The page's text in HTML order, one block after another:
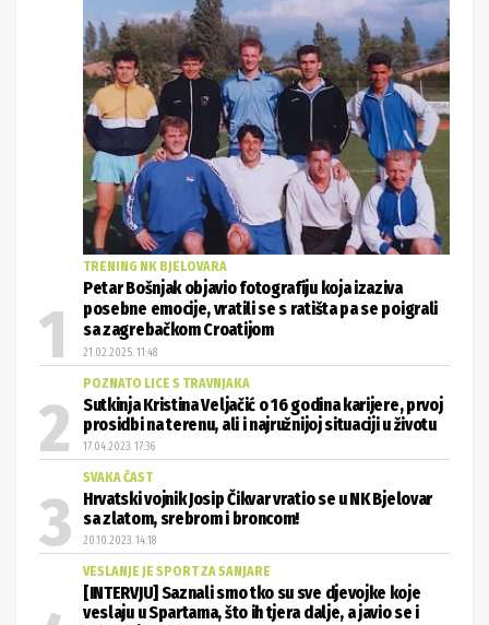
TRENING NK BJELOVARA
Petar Bošnjak objavio fotografiju koja izaziva
posebne emocije, vratili se s ratišta pa se poigrali
sa zagrebačkom Croatijom
21.02.2025. 11:48
POZNATO LICE S TRAVNJAKA
Sutkinja Kristina Veljačić o 16 godina karijere, prvoj
prosidbi na terenu, ali i najružnijoj situaciji u životu
17.04.2023. 17:36
SVAKA ČAST
Hrvatski vojnik Josip Čikvar vratio se u NK Bjelovar
sa zlatom, srebrom i broncom!
20.10.2023. 14:18
VESLANJE JE SPORT ZA SANJARE
[INTERVJU] Saznali smo tko su sve djevojke koje
veslaju u Spartama, što ih tjera dalje, a javio se i